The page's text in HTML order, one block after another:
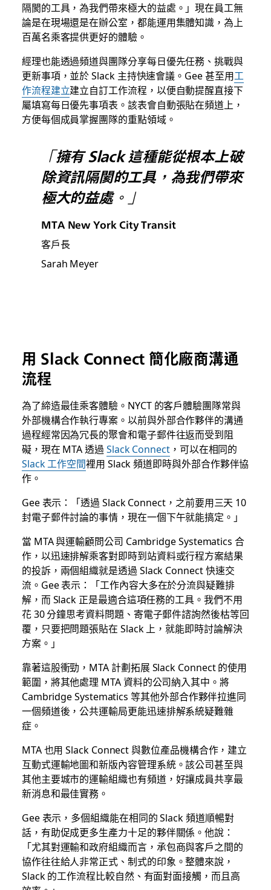
隔閡的工具，為我們帶來極大的益處。」現在員工無
論是在現場還是在辦公室，都能運用集體知識，為上
百萬名乘客提供更好的體驗。
經理也能透過頻道與團隊分享每日優先任務、挑戰與
更新事項，並於 Slack 主持快速會議。Gee 甚至用工
作流程建立建立自訂工作流程，以便自動提醒直接下
屬填寫每日優先事項表。該表會自動張貼在頻道上，
方便每個成員掌握團隊的重點領域。
「擁有 Slack 這種能從根本上破
除資訊隔閡的工具，為我們帶來
極大的益處。」
MTA New York City Transit
客戶長
Sarah Meyer
用 Slack Connect 簡化廠商溝通
流程
為了締造最佳乘客體驗。NYCT 的客戶體驗團隊常與
外部機構合作執行專案。以前與外部合作夥伴的溝通
過程經常因為冗長的聚會和電子郵件往返而受到阻
礙，現在 MTA 透過 Slack Connect，可以在相同的
Slack 工作空間裡用 Slack 頻道即時與外部合作夥伴協
作。
Gee 表示：「透過 Slack Connect，之前要用三天 10
封電子郵件討論的事情，現在一個下午就能搞定。」
當 MTA 與運輸顧問公司 Cambridge Systematics 合
作，以迅速排解乘客對即時到站資料或行程方案結果
的投訴，兩個組織就是透過 Slack Connect 快速交
流。Gee 表示：「工作內容大多在於分流與疑難排
解，而 Slack 正是最適合這項任務的工具。我們不用
花 30 分鐘思考資料問題、寄電子郵件諮詢然後枯等回
覆，只要把問題張貼在 Slack 上，就能即時討論解決
方案。」
靠著這股衝勁，MTA 計劃拓展 Slack Connect 的使用
範圍，將其他處理 MTA 資料的公司納入其中。將
Cambridge Systematics 等其他外部合作夥伴拉進同
一個頻道後，公共運輸局更能迅速排解系統疑難雜
症。
MTA 也用 Slack Connect 與數位產品機構合作，建立
互動式運輸地圖和新版內容管理系統。該公司甚至與
其他主要城市的運輸組織也有頻道，好讓成員共享最
新消息和最佳實務。
Gee 表示，多個組織能在相同的 Slack 頻道順暢對
話，有助促成更多生產力十足的夥伴關係。他說：
「尤其對運輸和政府組織而言，承包商與客戶之間的
協作往往給人非常正式、制式的印象。整體來說，
Slack 的工作流程比較自然、有面對面接觸，而且高